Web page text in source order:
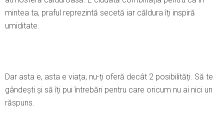
mintea ta, praful reprezintă secetă iar căldura îți inspiră
umiditate.
Dar asta e, asta e viața, nu-ți oferă decât 2 posibilități. Să te
gândești și să îți pui întrebări pentru care oricum nu ai nici un
răspuns.